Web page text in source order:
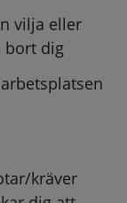
vilja eller
bort dig
kräver